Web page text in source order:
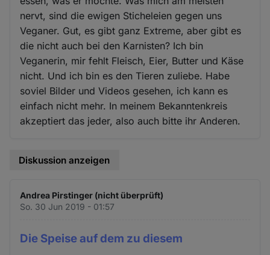
nervt, sind die ewigen Sticheleien gegen uns
Veganer. Gut, es gibt ganz Extreme, aber gibt es
die nicht auch bei den Karnisten? Ich bin
Veganerin, mir fehlt Fleisch, Eier, Butter und Käse
nicht. Und ich bin es den Tieren zuliebe. Habe
soviel Bilder und Videos gesehen, ich kann es
einfach nicht mehr. In meinem Bekanntenkreis
akzeptiert das jeder, also auch bitte ihr Anderen.
Diskussion anzeigen
Andrea Pirstinger (nicht überprüft)
So. 30 Jun 2019 - 01:57
Die Speise auf dem zu diesem